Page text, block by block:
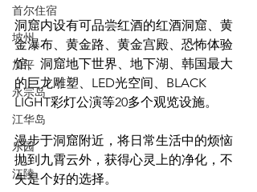
首尔住宿
坡州
加平
永宗岛
江华岛
乐园
江陵
洞窟内设有可品尝红酒的红酒洞窟、黄
金瀑布、黄金路、黄金宫殿、恐怖体验
馆、洞窟地下世界、地下湖、韩国最大
的巨龙雕塑、LED光空间、BLACK
LIGHT彩灯公演等20多个观览设施。
漫步于洞窟附近，将日常生活中的烦恼
抛到九霄云外，获得心灵上的净化，不
失是个好的选择。